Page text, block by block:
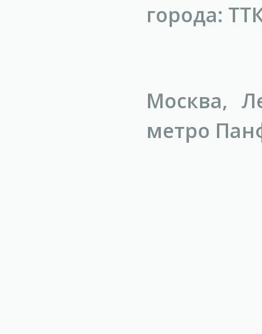
города:
Москва,
метро